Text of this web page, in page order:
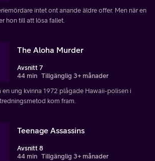
intet ont anande äldre offer. Men när en
hon till att lösa fallet.
The Aloha Murder
Avsnitt 7
44 min Tillgänglig 3+ månader
ung kvinna 1972 plågade Hawaii-polisen i
kom fram.
Teenage Assassins
Avsnitt 8
44 min Tillgänglig 3+ månader